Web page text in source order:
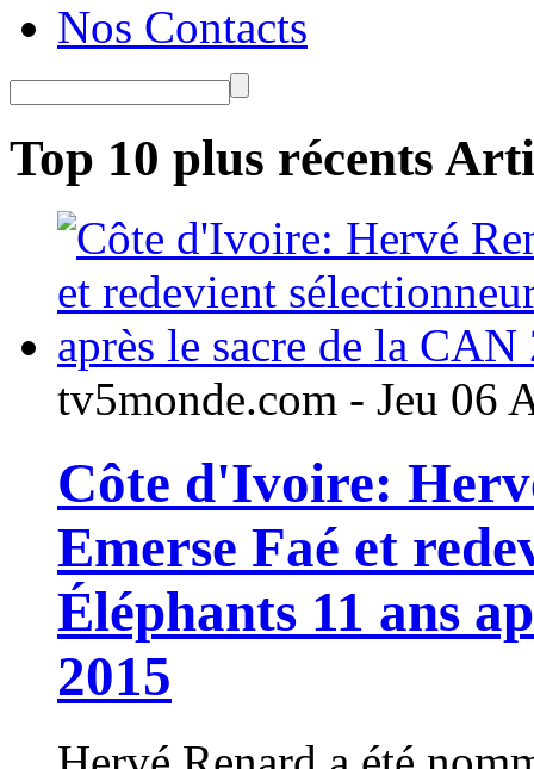
Nos Contacts
Top 10 plus récents
tv5monde.com - Jeu 06
Côte d'Ivoire:
Emerse Faé et
Éléphants 11 ans
2015